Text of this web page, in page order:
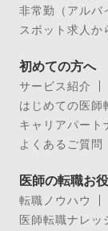
非常勤（アルバ
スポット求人か
初めての方へ
サービス紹介
はじめての医師
キャリアパート
よくあるご質問
医師の転職お
転職ノウハウ
医師転職ナレッ